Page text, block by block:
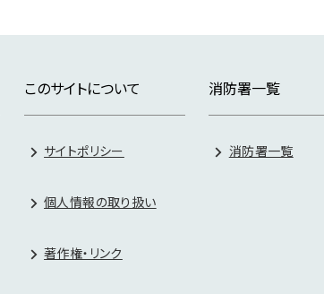
このサイトについて
サイトポリシー
個人情報の取り扱い
著作権・リンク
消防署一覧
消防署一覧